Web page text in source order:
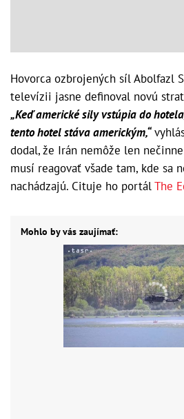
Hovorca ozbrojených síl Abolfazl
televízii jasne definoval novú
„Keď americké sily vstúpia do
tento hotel stáva americkým,“
dodal, že Irán nemôže len
musí reagovať všade tam, kde sa
nachádzajú. Cituje ho portálThe
Mohlo by vás zaujímať: